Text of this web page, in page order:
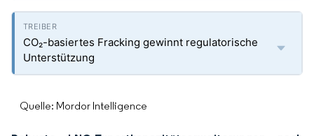
CO₂-basiertes Fracking gewinnt regulatorische
Unterstützung
Quelle: Mordor Intelligence